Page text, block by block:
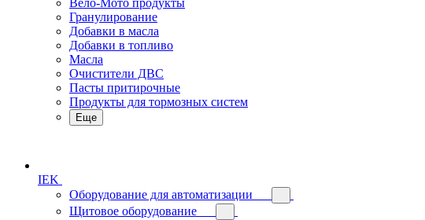
Вело-Мото продукты
Гранулирование
Добавки в масла
Добавки в топливо
Масла
Очистители ДВС
Пасты притирочные
Продукты для тормозных систем
Еще
IEK
Оборудование для автоматизации
Щитовое оборудование